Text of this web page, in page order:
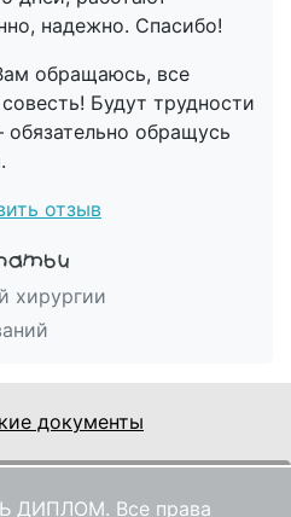
надежно. Спасибо!
обращаюсь, все
Будут трудности
обращусь
отзыв
хирургии
документы
ДИПЛОМ. Все права